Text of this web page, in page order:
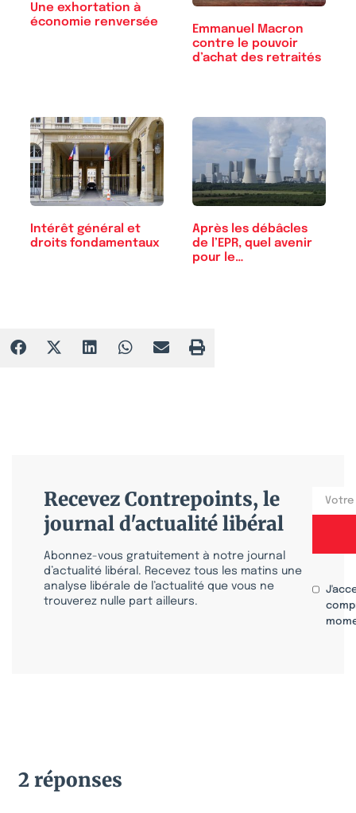
Une exhortation à
économie renversée
Emmanuel Macron
contre le pouvoir
d’achat des retraités
Intérêt général et
droits fondamentaux
Après les débâcles
de l’EPR, quel avenir
pour le…
Recevez Contrepoints, le
journal d'actualité libéral
Abonnez-vous gratuitement à notre journal
d’actualité libéral. Recevez tous les matins une
analyse libérale de l’actualité que vous ne
trouverez nulle part ailleurs.
2 réponses